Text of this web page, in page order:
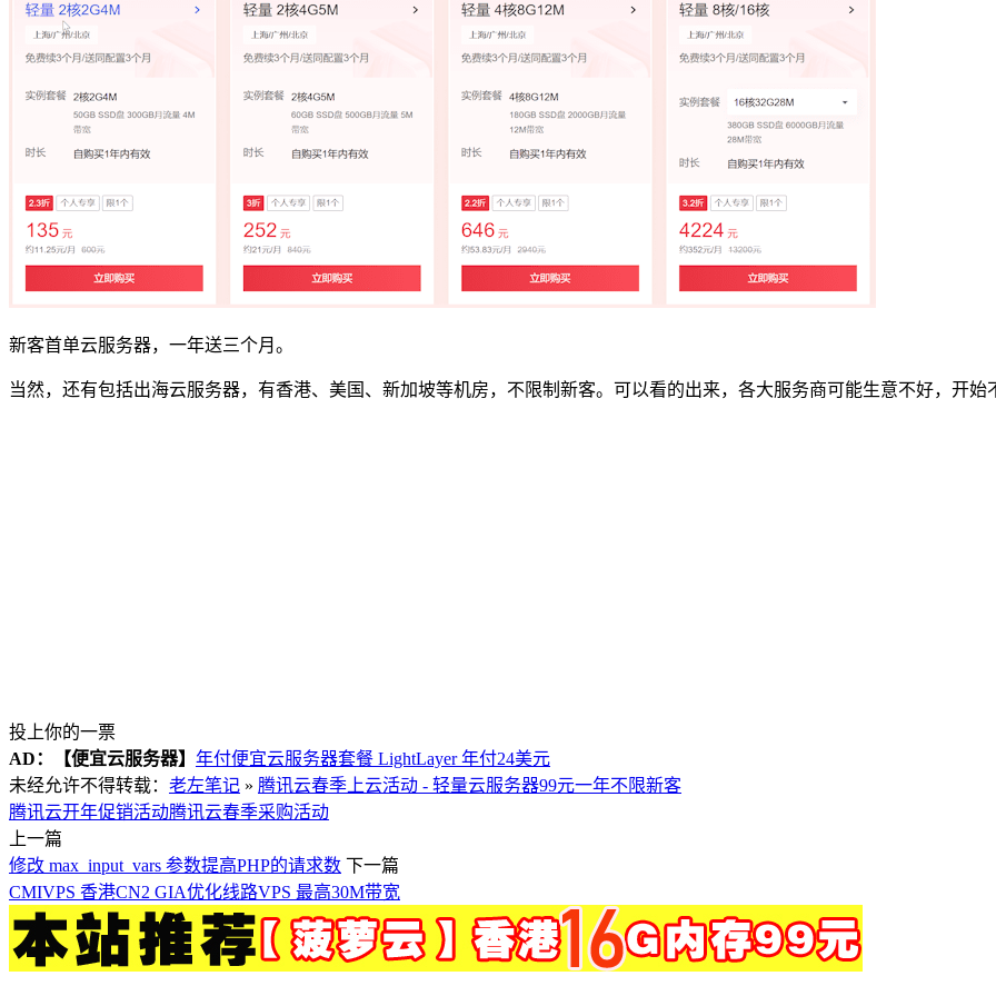
新客首单云服务器，一年送三个月。
当然，还有包括出海云服务器，有香港、美国、新加坡等机房，不限制新客。可以看的出来，各大服务商可能生意不好，开始
投上你的一票
AD：
【便宜云服务器】 年付便宜云服务器套餐 LightLayer 年付24美元
未经允许不得转载： 老左笔记 » 腾讯云春季上云活动 - 轻量云服务器99元一年不限新客
腾讯云开年促销活动腾讯云春季采购活动
上一篇
修改 max_input_vars 参数提高PHP的请求数 下一篇
CMIVPS 香港CN2 GIA优化线路VPS 最高30M带宽